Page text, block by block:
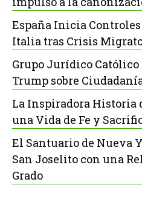
España Inicia
Italia tras Crisis
Grupo Jurídico Católico
Trump sobre
La Inspiradora Historia
una Vida de Fe y
El Santuario de Nueva
San Joselito con una
Grado